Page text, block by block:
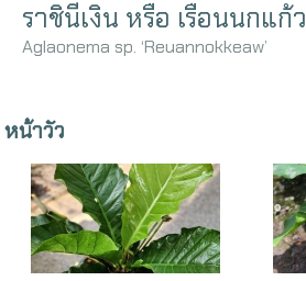
ราชินีเงิน หรือ เรือนนกแก้ว
Aglaonema sp. ‘Reuannokkeaw’
หน้าวัว